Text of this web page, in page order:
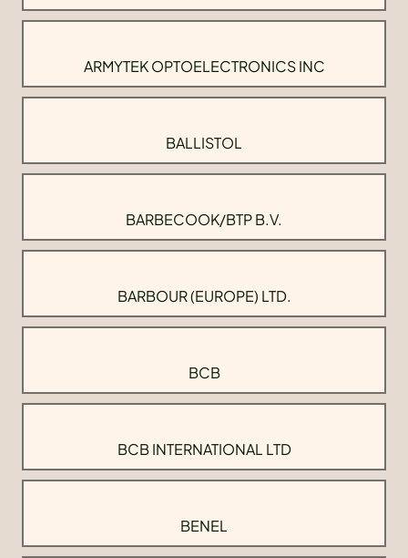
ARMYTEK OPTOELECTRONICS INC
BALLISTOL
BARBECOOK/BTP B.V.
BARBOUR (EUROPE) LTD.
BCB
BCB INTERNATIONAL LTD
BENEL